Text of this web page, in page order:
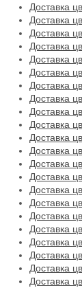
Доставка
Доставка
Доставка
Доставка
Доставка
Доставка
Доставка
Доставка
Доставка
Доставка
Доставка
Доставка
Доставка
Доставка
Доставка
Доставка
Доставка
Доставка
Доставка
Доставка
Доставка
Доставка